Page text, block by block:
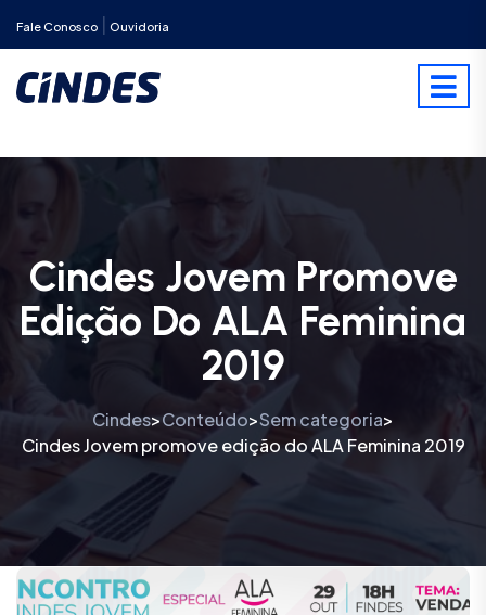
Fale Conosco Ouvidoria
Cindes Jovem Promove
Edição Do ALA Feminina
2019
Cindes>Conteúdo>Sem categoria>
Cindes Jovem promove edição do ALA Feminina 2019